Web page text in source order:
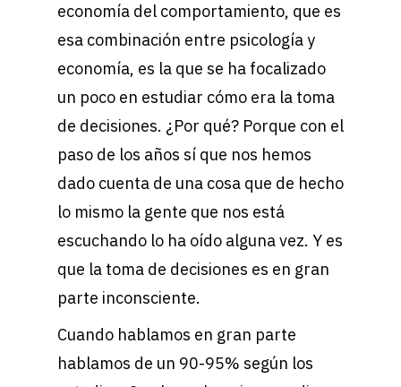
economía del comportamiento, que es
esa combinación entre psicología y
economía, es la que se ha focalizado
un poco en estudiar cómo era la toma
de decisiones. ¿Por qué? Porque con el
paso de los años sí que nos hemos
dado cuenta de una cosa que de hecho
lo mismo la gente que nos está
escuchando lo ha oído alguna vez. Y es
que la toma de decisiones es en gran
parte inconsciente.
Cuando hablamos en gran parte
hablamos de un 90-95% según los